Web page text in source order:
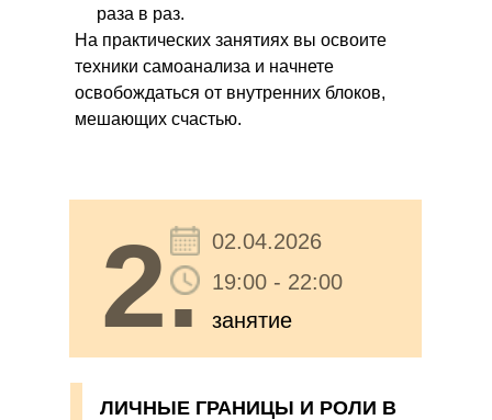
раза в раз.
На практических занятиях вы освоите
техники самоанализа и начнете
освобождаться от внутренних блоков,
мешающих счастью.
2. 02.04.2026
19:00 - 22:00
занятие
ЛИЧНЫЕ ГРАНИЦЫ И РОЛИ В